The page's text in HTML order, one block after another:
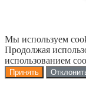
Мы используем
Продолжая
использованием
Принять